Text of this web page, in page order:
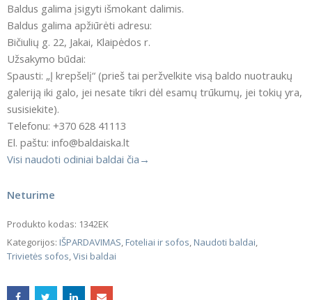
Baldus galima įsigyti išmokant dalimis.
Baldus galima apžiūrėti adresu:
Bičiulių g. 22, Jakai, Klaipėdos r.
Užsakymo būdai:
Spausti: „Į krepšelį“ (prieš tai peržvelkite visą baldo nuotraukų
galeriją iki galo, jei nesate tikri dėl esamų trūkumų, jei tokių yra,
susisiekite).
Telefonu: +370 628 41113
El. paštu: info@baldaiska.lt
Visi naudoti odiniai baldai čia→
Neturime
Produkto kodas: 1342EK
Kategorijos: IŠPARDAVIMAS, Foteliai ir sofos, Naudoti baldai,
Trivietės sofos,Visi baldai